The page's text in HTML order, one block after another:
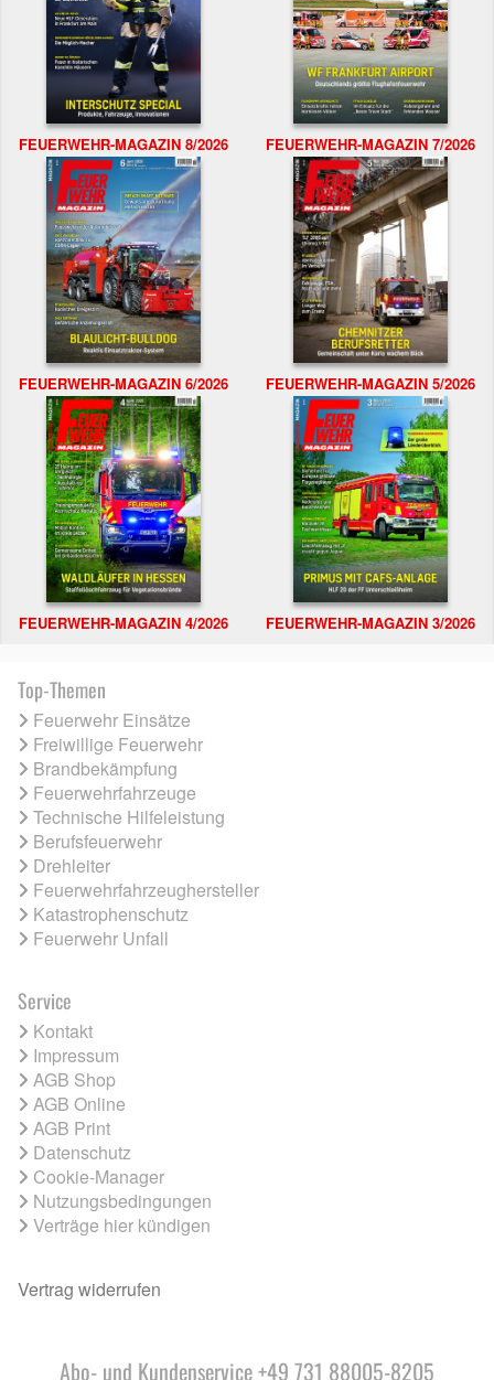
FEUERWEHR-MAGAZIN 8/2026 FEUERWEHR-MAGAZIN 7/2026
FEUERWEHR-MAGAZIN 6/2026 FEUERWEHR-MAGAZIN 5/2026
FEUERWEHR-MAGAZIN 4/2026 FEUERWEHR-MAGAZIN 3/2026
Top-Themen
Feuerwehr Einsätze
Freiwillige Feuerwehr
Brandbekämpfung
Feuerwehrfahrzeuge
Technische Hilfeleistung
Berufsfeuerwehr
Drehleiter
Feuerwehrfahrzeughersteller
Katastrophenschutz
Feuerwehr Unfall
Service
Kontakt
Impressum
AGB Shop
AGB Online
AGB Print
Datenschutz
Cookie-Manager
Nutzungsbedingungen
Verträge hier kündigen
Vertrag widerrufen
Abo- und Kundenservice +49 731 88005-8205